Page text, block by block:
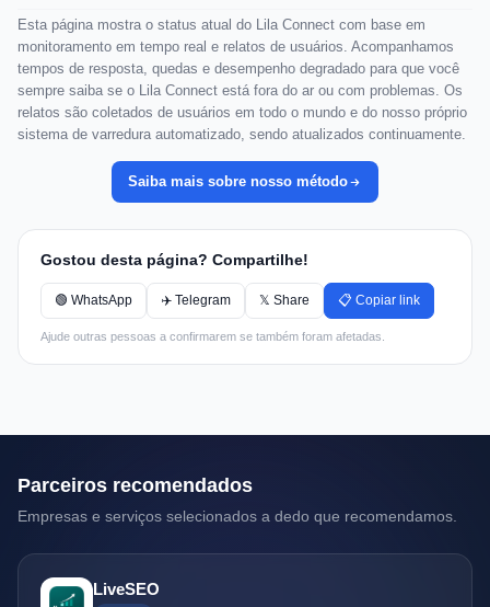
Esta página mostra o status atual do Lila Connect com base em
monitoramento em tempo real e relatos de usuários. Acompanhamos
tempos de resposta, quedas e desempenho degradado para que você
sempre saiba se o Lila Connect está fora do ar ou com problemas. Os
relatos são coletados de usuários em todo o mundo e do nosso próprio
sistema de varredura automatizado, sendo atualizados continuamente.
Saiba mais sobre nosso método
Gostou desta página? Compartilhe!
🟢 WhatsApp ✈️ Telegram 𝕏 Share 📋 Copiar link
Ajude outras pessoas a confirmarem se também foram afetadas.
Parceiros recomendados
Empresas e serviços selecionados a dedo que recomendamos.
LiveSEO